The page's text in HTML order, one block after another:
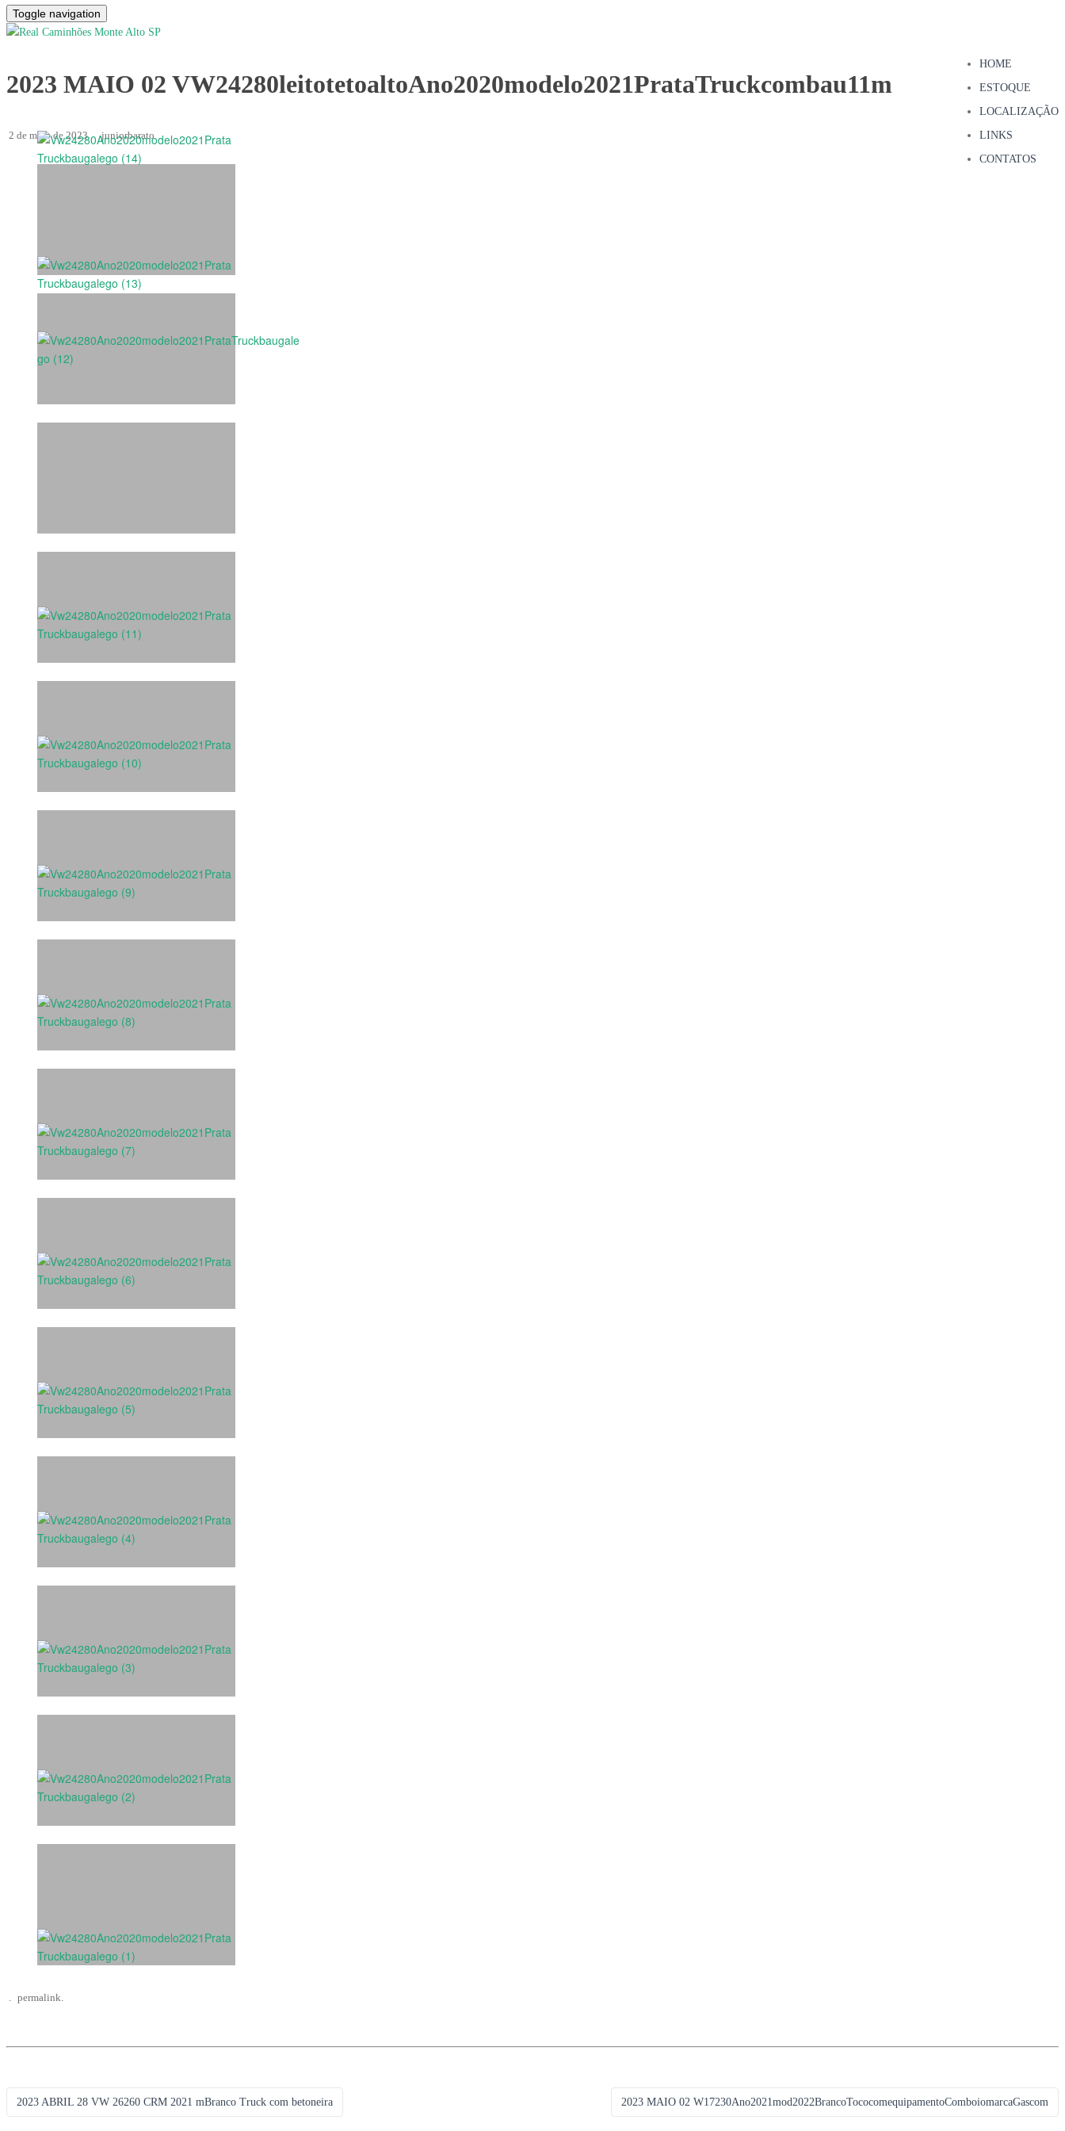
Toggle navigation
HOME
ESTOQUE
LOCALIZAÇÃO
LINKS
CONTATOS
2023 MAIO 02 VW24280leitotetoaltoAno2020modelo2021PrataTruckcombau11m
2 de maio de 2023 juniorbarato
permalink
Navegação
2023 ABRIL 28 VW 26260 CRM 2021 mBranco Truck com betoneira 2023 MAIO 02 W17230Ano2021mod2022BrancoTococomequipamentoComboiomarcaGascom